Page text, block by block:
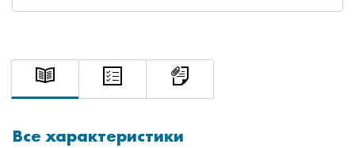
Все характеристики